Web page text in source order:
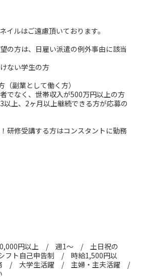
ルはご遠慮頂いております。
の方は、日雇い派遣の例外事由に該当
ない学生の方
（副業として働く方）
でなく、世帯収入が500万円以上の方
上、2ヶ月以上継続できる方が応募の
研修受講する方はコンスタントに勤務
円以上 / 週1～ / 土日祝の
ト自己申告制 / 時給1,500円以
/ 大学生活躍 / 主婦・主夫活躍 /